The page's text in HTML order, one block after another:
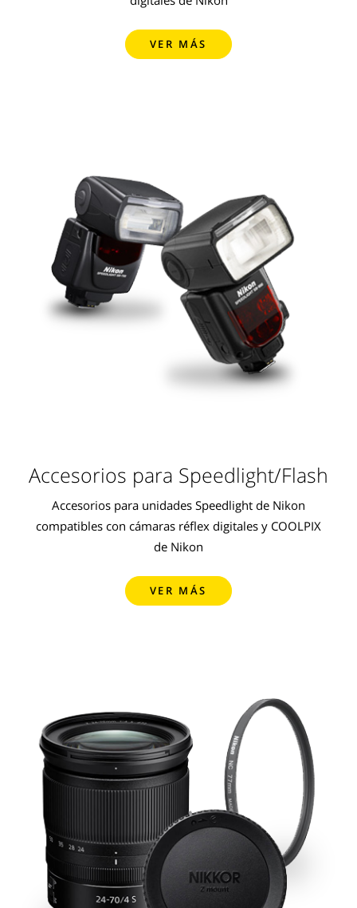
VER MÁS
Accesorios para Speedlight/Flash
Accesorios para unidades Speedlight de Nikon
compatibles con cámaras réflex digitales y COOLPIX
de Nikon
VER MÁS